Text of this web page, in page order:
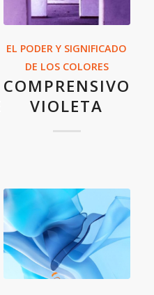
EL PODER Y SIGNIFICADO
DE LOS COLORES
COMPRENSIVO
VIOLETA